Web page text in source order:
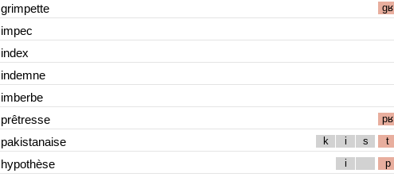
grimpette gʁ
impec
index
indemne
imberbe
prêtresse pʁ
pakistanaise k i s t
hypothèse i p